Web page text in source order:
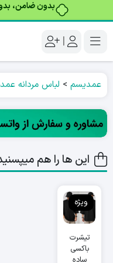
بدون ضامن،
|
عمدیسم > لباس مردانه
این ها را هم
ویژه
تیشرت
باکسی
ساده